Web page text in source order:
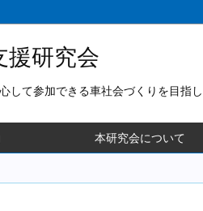
援研究会
て参加できる車社会づくりを目指し
本研究会について